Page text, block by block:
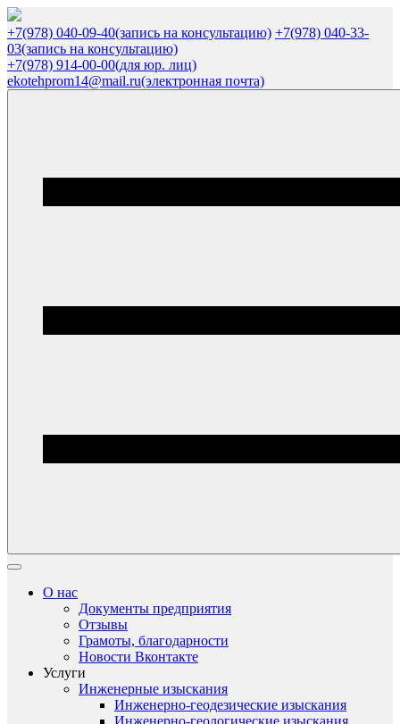
+7(978) 040-09-40(запись на консультацию) +7(978) 040-33-
03(запись на консультацию)
+7(978) 914-00-00(для юр. лиц)
ekotehprom14@mail.ru(электронная почта)
О нас
Документы предприятия
Отзывы
Грамоты, благодарности
Новости Вконтакте
Услуги
Инженерные изыскания
Инженерно-геодезические изыскания
Инженерно-геологические изыскания